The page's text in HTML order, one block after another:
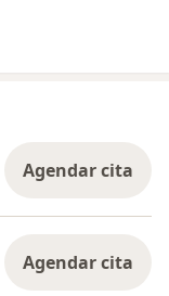
Agendar cita
Agendar cita